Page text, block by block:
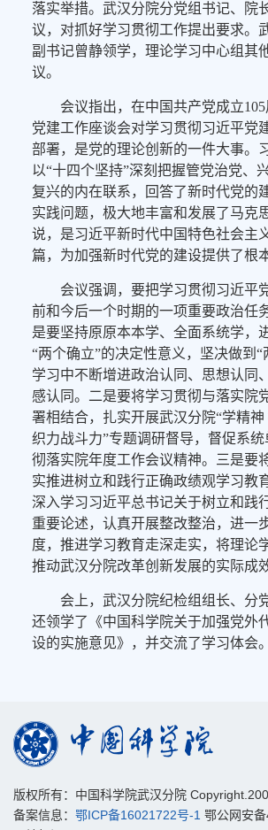
落实举措。武汉分院分党组书记、院
议，对抓好学习贯彻工作提出要求。
副书记曾静领学，理论学习中心组其
议。
会议指出，在中国共产党成立
党建工作座谈会对学习贯彻习近平党
部署，是党的理论创新的一件大事。
以“十四个坚持”深刻把握管党治党、
复兴的内在联系，回答了新时代党的
实践问题，极大地丰富和发展了马克
说，是习近平新时代中国特色社会主
篇，为加强新时代党的建设提供了根
会议强调，要把学习贯彻习近平
前和今后一个时期的一项重要政治任
是要坚持原原本本学、全面系统学，
“两个确立”的决定性意义，坚决做到“
学习中不断增进政治认同、思想认同
感认同。二是要将学习贯彻与落实院
署相结合，扎实开展武汉分院“学精神
织力战斗力”专题调研督导，督促系
彻落实院年度工作会议精神。三是要
实推进树立和践行正确政绩观学习教
深入学习习近平总书记关于树立和践
重要论述，认真开展整改整治，进一
度，推进学习教育走深走实，将理论
推动武汉分院改革创新发展的实际成效
会上，武汉分院纪检组组长、分
还领学了《中国科学院关于加强党外
设的实施意见》，并交流了学习体会。
版权所有：中国科学院武汉分院
备案信息： 鄂ICP备16021722号-1 鄂公网安